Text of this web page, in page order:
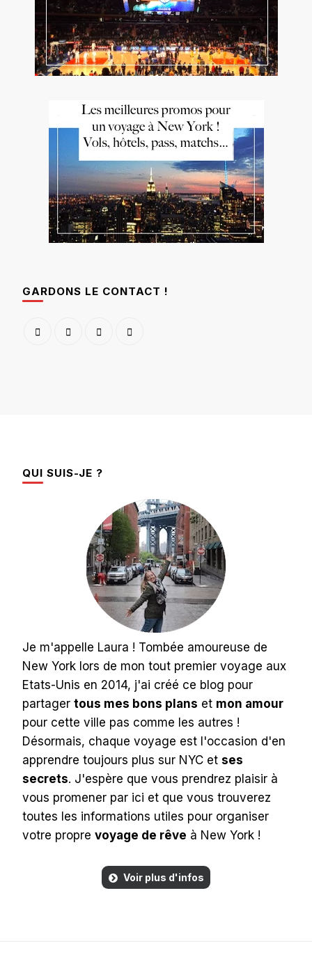
GARDONS LE CONTACT !
QUI SUIS-JE ?
Je m'appelle Laura ! Tombée amoureuse de
New York lors de mon tout premier voyage aux
Etats-Unis en 2014, j'ai créé ce blog pour
partager tous mes bons plans et mon amour
pour cette ville pas comme les autres !
Désormais, chaque voyage est l'occasion d'en
apprendre toujours plus sur NYC et ses
secrets. J'espère que vous prendrez plaisir à
vous promener par ici et que vous trouverez
toutes les informations utiles pour organiser
votre propre voyage de rêve à New York !
Voir plus d'infos